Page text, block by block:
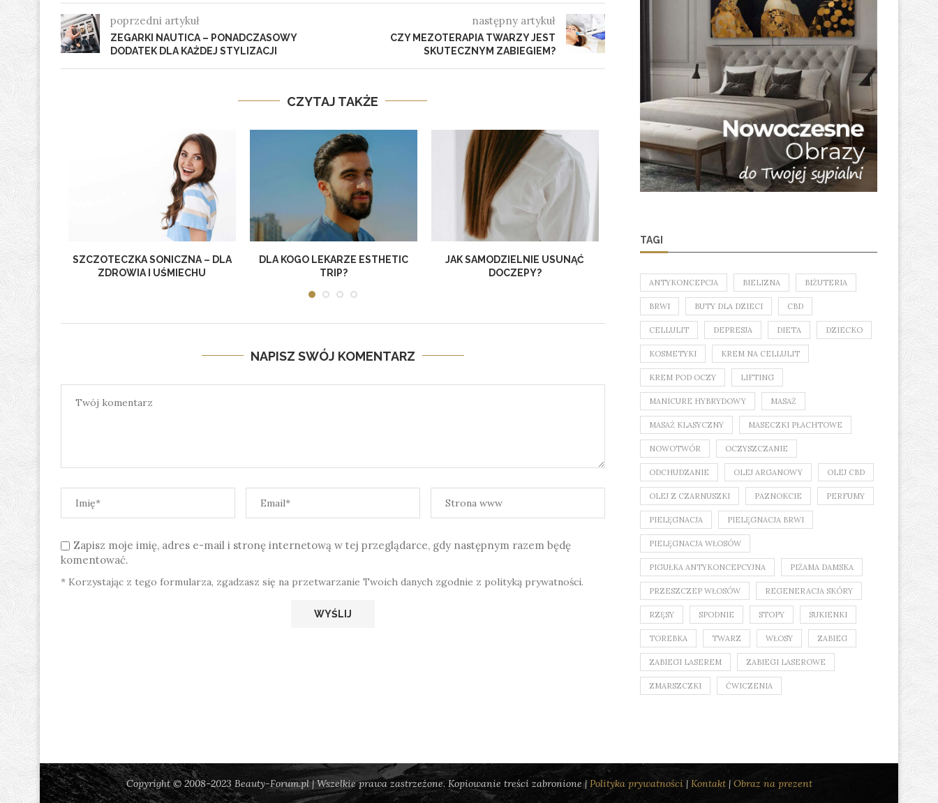
poprzedni artykuł
ZEGARKI NAUTICA – PONADCZASOWY
DODATEK DLA KAŻDEJ STYLIZACJI
następny artykuł
CZY MEZOTERAPIA TWARZY JEST
SKUTECZNYM ZABIEGIEM?
CZYTAJ TAKŻE
– CO
SZCZOTECZKA SONICZNA – DLA
ZDROWIA I UŚMIECHU
DLA KOGO LEKARZE ESTHETIC
TRIP?
JAK SAMODZIELNIE USUNĄĆ
DOCZEPY?
RZĘS? CZEMU JEST...
TESTERY PERFUM: CO
NICH WIEDZIEĆ?
NAPISZ SWÓJ KOMENTARZ
Zapisz moje imię, adres e-mail i stronę internetową w tej przeglądarce, gdy następnym razem będę
komentować.
* Korzystając z tego formularza, zgadzasz się na przetwarzanie Twoich danych zgodnie z polityką prywatności.
TAGI
ANTYKONCEPCJA BIELIZNA BIŻUTERIA
BRWI BUTY DLA DZIECI CBD
CELLULIT DEPRESJA DIETA DZIECKO
KOSMETYKI KREM NA CELLULIT
KREM POD OCZY LIFTING
MANICURE HYBRYDOWY MASAŻ
MASAŻ KLASYCZNY MASECZKI PŁACHTOWE
NOWOTWÓR OCZYSZCZANIE
ODCHUDZANIE OLEJ ARGANOWY OLEJ CBD
OLEJ Z CZARNUSZKI PAZNOKCIE PERFUMY
PIELĘGNACJA PIELĘGNACJA BRWI
PIELĘGNACJA WŁOSÓW
PIGUŁKA ANTYKONCEPCYJNA PIŻAMA DAMSKA
PRZESZCZEP WŁOSÓW REGENERACJA SKÓRY
RZĘSY SPODNIE STOPY SUKIENKI
TOREBKA TWARZ WŁOSY ZABIEG
ZABIEGI LASEREM ZABIEGI LASEROWE
ZMARSZCZKI ĆWICZENIA
Copyright © 2008-2023 Beauty-Forum.pl | Wszelkie prawa zastrzeżone. Kopiowanie treści zabronione | Polityka prywatności| Kontakt| Obraz na prezent